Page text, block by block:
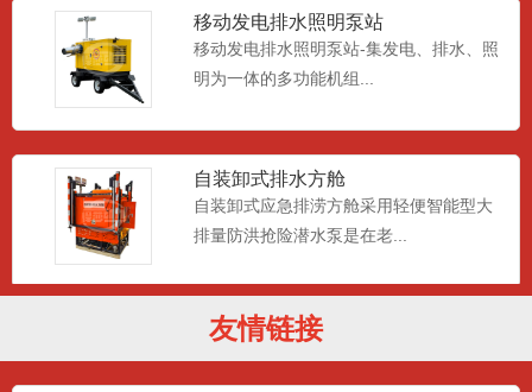
移动发电排水照明泵站
移动发电排水照明泵站-集发电、排水、照
明为一体的多功能机组...
自装卸式排水方舱
自装卸式应急排涝方舱采用轻便智能型大
排量防洪抢险潜水泵是在老...
真空辅助自吸排水泵车
备上带有一个分离器水箱，...
友情链接